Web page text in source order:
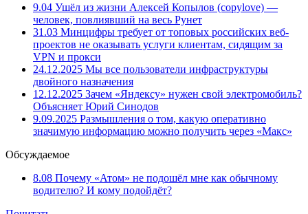
9.04 Ушёл из жизни Алексей Копылов (copylove) —
человек, повлиявший на весь Рунет
31.03 Минцифры требует от топовых российских веб-
проектов не оказывать услуги клиентам, сидящим за
VPN и прокси
24.12.2025 Мы все пользователи инфраструктуры
двойного назначения
12.12.2025 Зачем «Яндексу» нужен свой электромобиль?
Объясняет Юрий Синодов
9.09.2025 Размышления о том, какую оперативно
значимую информацию можно получить через «Макс»
Обсуждаемое
8.08 Почему «Атом» не подошёл мне как обычному
водителю? И кому подойдёт?